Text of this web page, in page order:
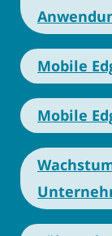
Mobile
Mobile